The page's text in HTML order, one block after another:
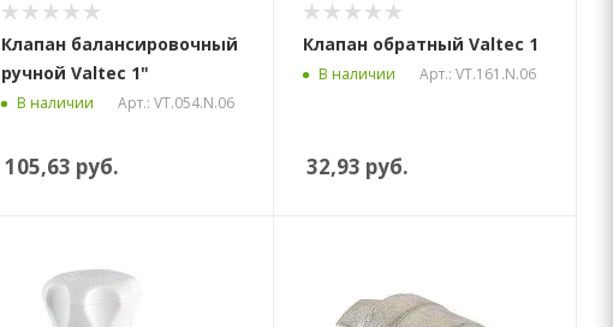
Клапан балансировочный
ручной Valtec 1"
В наличии Арт.: VT.054.N.06
105,63 руб.
Клапан обратный Valtec 1
В наличии Арт.: VT.161.N.06
32,93 руб.